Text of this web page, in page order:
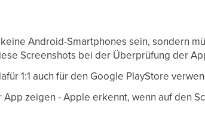
Android-Smartphones sein, sondern
Screenshots bei der Überprüfung der
1:1 auch für den Google PlayStore
zeigen - Apple erkennt, wenn auf den